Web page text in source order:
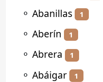
⚬ Abanillas 1
⚬ Aberín 1
⚬ Abrera 1
⚬ Abáigar 1